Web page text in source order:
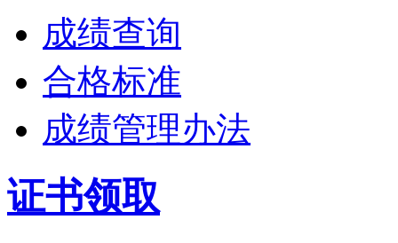
成绩查询
合格标准
成绩管理办法
证书领取